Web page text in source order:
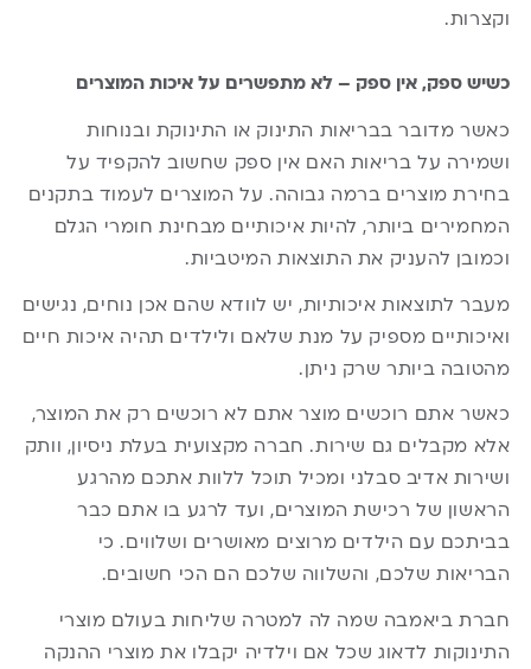
וקצרות.
כשיש ספק, אין ספק – לא מתפשרים על איכות המוצרים
כאשר מדובר בבריאות התינוק או התינוקת ובנוחות
ושמירה על בריאות האם אין ספק שחשוב להקפיד על
בחירת מוצרים ברמה גבוהה. על המוצרים לעמוד בתקנים
המחמירים ביותר, להיות איכותיים מבחינת חומרי הגלם
וכמובן להעניק את התוצאות המיטביות.
מעבר לתוצאות איכותיות, יש לוודא שהם אכן נוחים, נגישים
ואיכותיים מספיק על מנת שלאם ולילדים תהיה איכות חיים
מהטובה ביותר שרק ניתן.
כאשר אתם רוכשים מוצר אתם לא רוכשים רק את המוצר,
אלא מקבלים גם שירות. חברה מקצועית בעלת ניסיון, וותק
ושירות אדיב סבלני ומכיל תוכל ללוות אתכם מהרגע
הראשון של רכישת המוצרים, ועד לרגע בו אתם כבר
בביתכם עם הילדים מרוצים מאושרים ושלווים. כי
הבריאות שלכם, והשלווה שלכם הם הכי חשובים.
חברת ביאמבה שמה לה למטרה שליחות בעולם מוצרי
התינוקות לדאוג שכל אם וילדיה יקבלו את מוצרי ההנקה